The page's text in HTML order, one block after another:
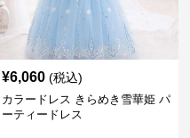
¥6,060 (税込)
カラードレス きらめき雪華姫 パ
ーティードレス